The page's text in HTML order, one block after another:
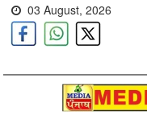
03 August, 2026